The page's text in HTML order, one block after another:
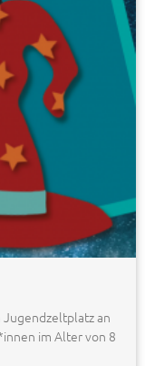
Jugendzeltplatz an
im Alter von 8